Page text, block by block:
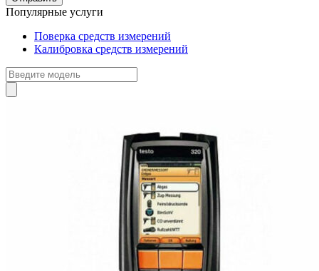
Популярные услуги
Поверка средств измерений
Калибровка средств измерений